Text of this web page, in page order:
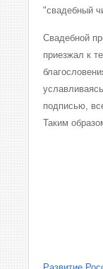
"свадебный
Свадебной
приезжал к
подписью,
Таким